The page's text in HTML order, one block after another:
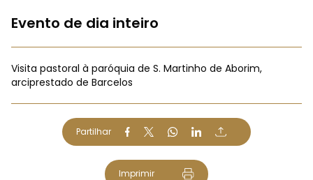
Evento de dia inteiro
Visita pastoral à paróquia de S. Martinho de Aborim,
arciprestado de Barcelos
Partilhar
Imprimir